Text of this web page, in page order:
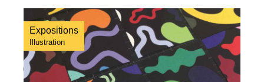
Expositions
Illustration